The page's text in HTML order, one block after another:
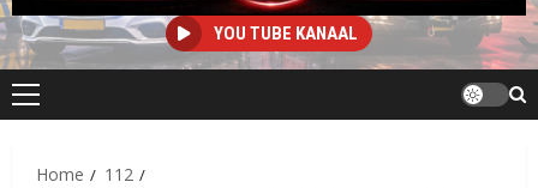
YOU TUBE KANAAL
Primair
Home
112